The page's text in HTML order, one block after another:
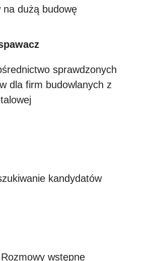
na dużą budowę
sprawdzonych
dla firm budowlanych z
kandydatów
Rozmowy wstępne